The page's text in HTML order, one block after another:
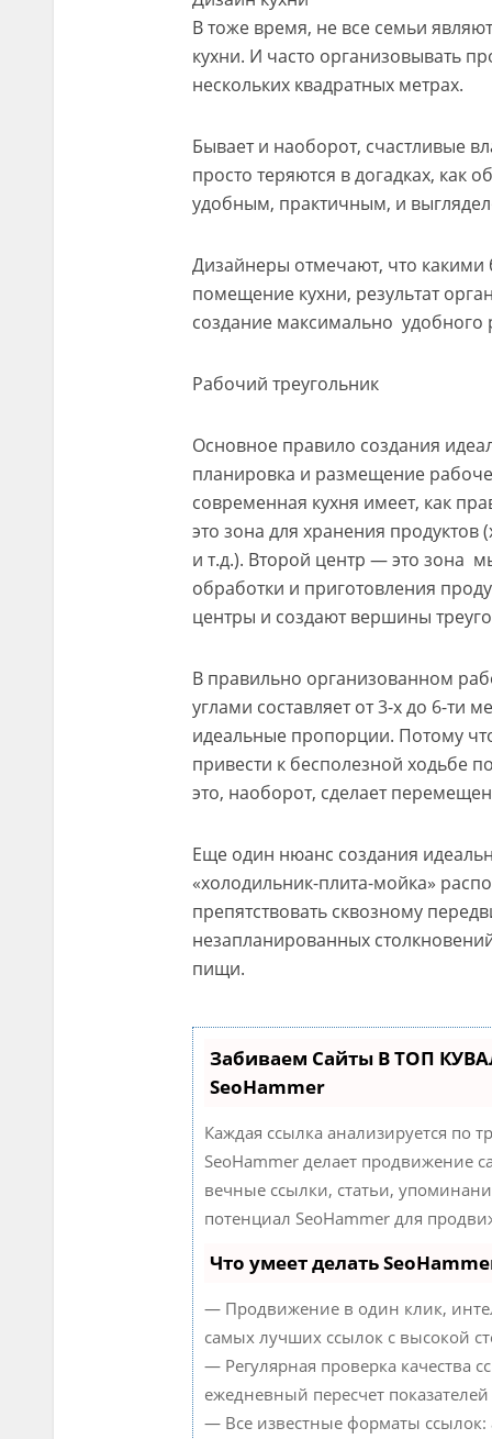
В тоже время, не все семьи
кухни. И часто организовывать
нескольких квадратных метрах.
Бывает и наоборот, счастливые
просто теряются в догадках, как
удобным, практичным, и
Дизайнеры отмечают, что
помещение кухни, результат
создание максимально удобного
Рабочий треугольник
Основное правило создания
планировка и размещение
современная кухня имеет, как
это зона для хранения
и т.д.). Второй центр — это зона
обработки и приготовления
центры и создают вершины
В правильно организованном
углами составляет от 3-х до 6-ти
идеальные пропорции. Потому
привести к бесполезной ходьбе
это, наоборот, сделает
Еще один нюанс создания
«холодильник-плита-мойка»
препятствовать сквозному
незапланированных
пищи.
Забиваем Сайты В ТОП
SeoHammer
Каждая ссылка анализируется по
SeoHammer делает продвижение
вечные ссылки, статьи,
потенциал SeoHammer для
Что умеет делать
— Продвижение в один клик,
самых лучших ссылок с высокой
— Регулярная проверка качества
ежедневный пересчет показателей
— Все известные форматы